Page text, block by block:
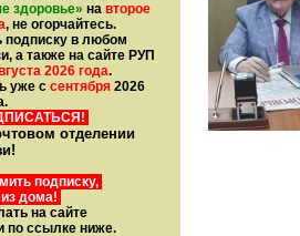
здоровье» на второе
, не огорчайтесь.
в любом
а также на сайте РУП
2026 года.
уже с сентября2026
отделении
подписку,
дома!
на сайте
по ссылке ниже.